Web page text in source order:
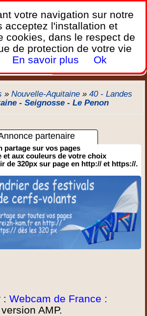
Webcams,
sur mobiles, portables et PC.
Corse Plages Ports Montagnes
New
»Nouvelle-Aquitaine »40 - Landes
- Seignosse - Le Penon
partenaire
partage sur vos pages
et aux couleurs de votre choix
de 320px sur page en http:// et https://.
:Webcam de France :
AMP.
votre navigation sur notre
acceptez l'installation et
cookies, dans le respect de
de protection de votre vie
En savoir plus Ok